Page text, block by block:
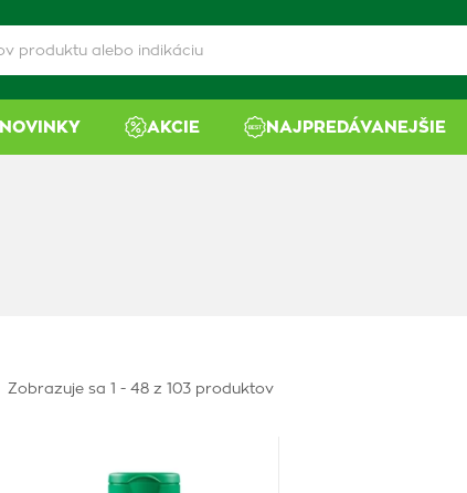
NOVINKY AKCIE NAJPREDÁVANEJŠIE
Zobrazuje sa 1 - 48 z 103 produktov